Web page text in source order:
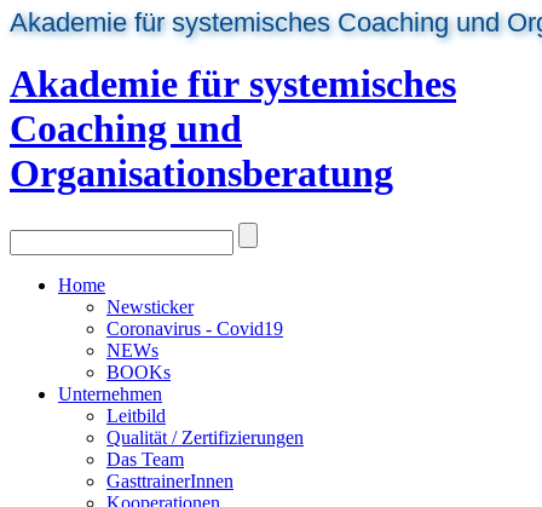
Akademie für systemisches Coaching und
Akademie für systemisches
Coaching und
Organisationsberatung
Home
Newsticker
Coronavirus - Covid19
NEWs
BOOKs
Unternehmen
Leitbild
Qualität / Zertifizierungen
Das Team
GasttrainerInnen
Kooperationen